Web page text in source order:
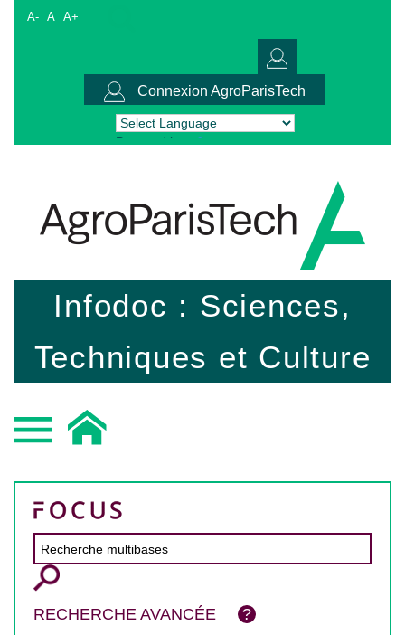
A- A A+
Connexion AgroParisTech
Powered by Translate
Infodoc : Sciences,
Techniques et Culture
RECHERCHE AVANCÉE